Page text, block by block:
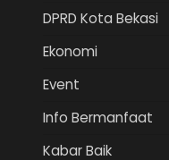
DPRD Kota Bekasi
Ekonomi
Event
Info Bermanfaat
Kabar Baik